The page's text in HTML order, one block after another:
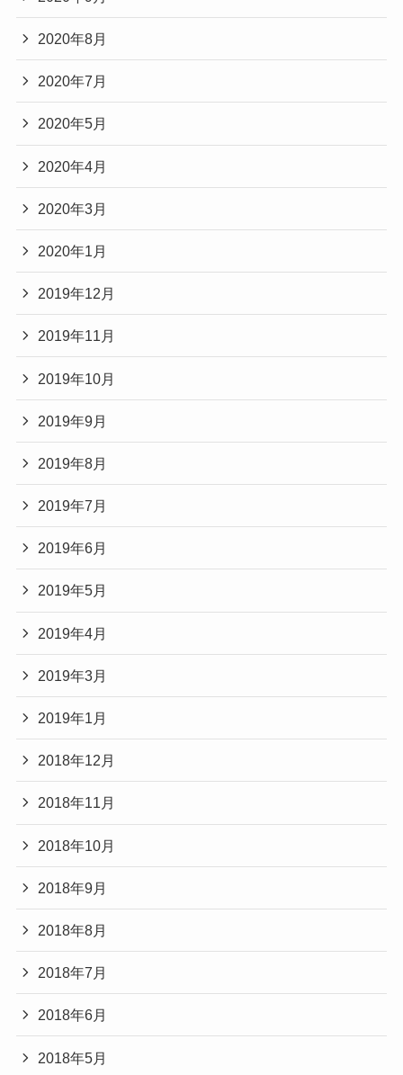
2020年8月
2020年7月
2020年5月
2020年4月
2020年3月
2020年1月
2019年12月
2019年11月
2019年10月
2019年9月
2019年8月
2019年7月
2019年6月
2019年5月
2019年4月
2019年3月
2019年1月
2018年12月
2018年11月
2018年10月
2018年9月
2018年8月
2018年7月
2018年6月
2018年5月